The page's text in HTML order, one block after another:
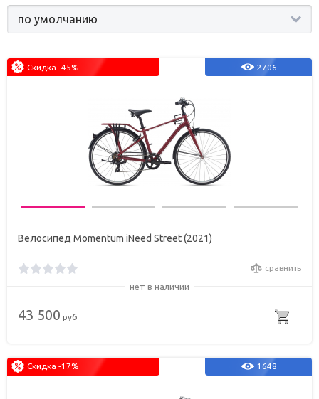
2706
Скидка -45%
Велосипед Momentum iNeed Street (2021)
сравнить
нет в наличии
43 500 руб
1648
Скидка -17%